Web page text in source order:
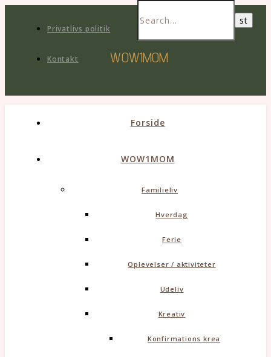
Privatlivs politik
Kontakt WOW1MOM
Forside
WOW1MOM
Familieliv
Hverdag
Ferie
Oplevelser / aktiviteter
Udeliv
Kreativ
Konfirmations krea